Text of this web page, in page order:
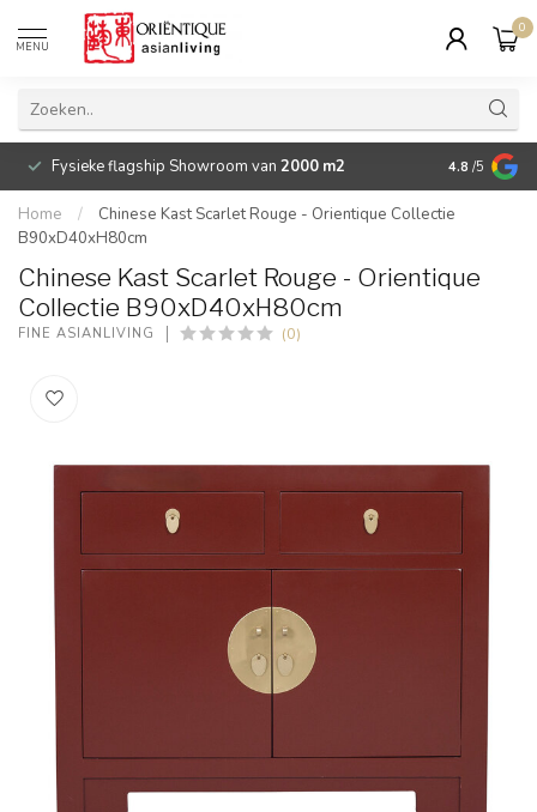
MENU
0
Fysieke flagship Showroom van 2000 m2 Betaalbare
4.8 /5
Home /
Chinese Kast Scarlet Rouge - Orientique Collectie
B90xD40xH80cm
Chinese Kast Scarlet Rouge - Orientique
Collectie B90xD40xH80cm
FINE ASIANLIVING (0)